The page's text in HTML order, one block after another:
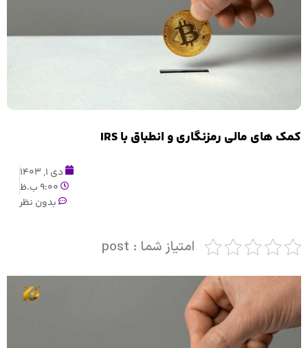
کمک های مالی رمزنگاری و انطباق با IRS
دی 1, 1403
9:00 ب.ظ
بدون نظر
امتیاز شما : post